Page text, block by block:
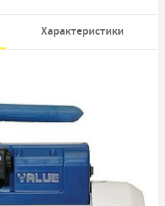
Характеристики